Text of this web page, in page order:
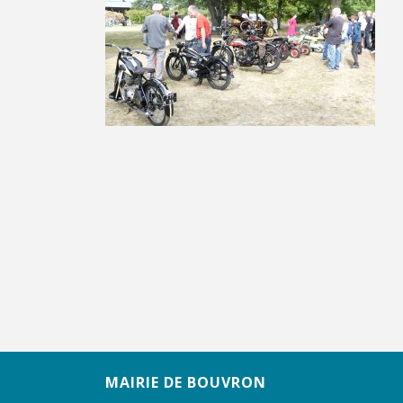
MAIRIE DE BOUVRON